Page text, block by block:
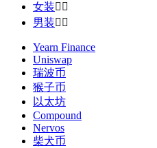
女装 
男装 
Yearn Finance
Uniswap
瑞波币
猴子币
以太坊
Compound
Nervos
柴犬币